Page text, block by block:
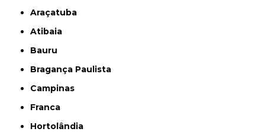
Araçatuba
Atibaia
Bauru
Bragança Paulista
Campinas
Franca
Hortolândia